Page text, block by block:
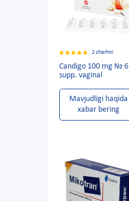
2 sharhni
Candigo 100 mg № 6
supp. vaginal
Mavjudligi haqida
xabar bering